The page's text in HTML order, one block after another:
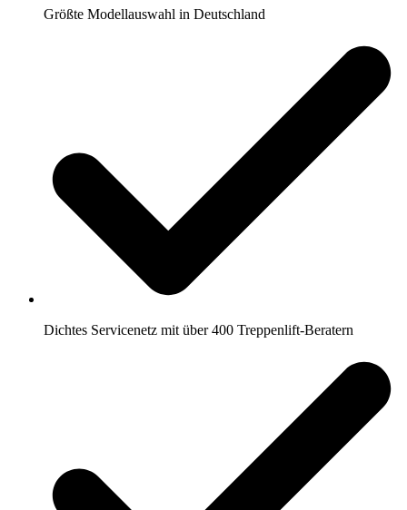
Größte Modellauswahl in Deutschland
Dichtes Servicenetz mit über 400 Treppenlift-Beratern